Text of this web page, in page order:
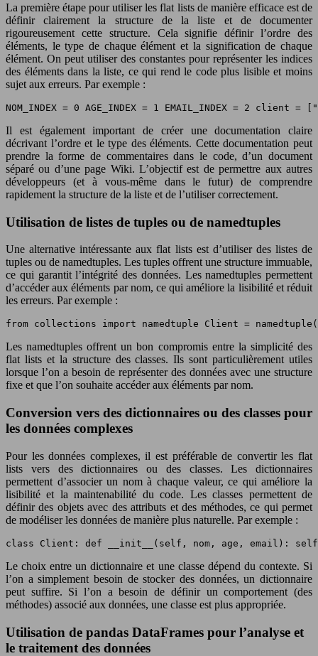
La première étape pour utiliser les flat lists de manière efficace est de
définir clairement la structure de la liste et de documenter
rigoureusement cette structure. Cela signifie définir l’ordre des
éléments, le type de chaque élément et la signification de chaque
élément. On peut utiliser des constantes pour représenter les indices
des éléments dans la liste, ce qui rend le code plus lisible et moins
sujet aux erreurs. Par exemple :
NOM_INDEX = 0 AGE_INDEX = 1 EMAIL_INDEX = 2 client
Il est également important de créer une documentation claire
décrivant l’ordre et le type des éléments. Cette documentation peut
prendre la forme de commentaires dans le code, d’un document
séparé ou d’une page Wiki. L’objectif est de permettre aux autres
développeurs (et à vous-même dans le futur) de comprendre
rapidement la structure de la liste et de l’utiliser correctement.
Utilisation de listes de tuples ou de namedtuples
Une alternative intéressante aux flat lists est d’utiliser des listes de
tuples ou de namedtuples. Les tuples offrent une structure immuable,
ce qui garantit l’intégrité des données. Les namedtuples permettent
d’accéder aux éléments par nom, ce qui améliore la lisibilité et réduit
les erreurs. Par exemple :
from collections import namedtuple Client =
Les namedtuples offrent un bon compromis entre la simplicité des
flat lists et la structure des classes. Ils sont particulièrement utiles
lorsque l’on a besoin de représenter des données avec une structure
fixe et que l’on souhaite accéder aux éléments par nom.
Conversion vers des dictionnaires ou des classes pour
les données complexes
Pour les données complexes, il est préférable de convertir les flat
lists vers des dictionnaires ou des classes. Les dictionnaires
permettent d’associer un nom à chaque valeur, ce qui améliore la
lisibilité et la maintenabilité du code. Les classes permettent de
définir des objets avec des attributs et des méthodes, ce qui permet
de modéliser les données de manière plus naturelle. Par exemple :
class Client: def __init__(self, nom, age, email):
Le choix entre un dictionnaire et une classe dépend du contexte. Si
l’on a simplement besoin de stocker des données, un dictionnaire
peut suffire. Si l’on a besoin de définir un comportement (des
méthodes) associé aux données, une classe est plus appropriée.
Utilisation de pandas DataFrames pour l’analyse et
le traitement des données